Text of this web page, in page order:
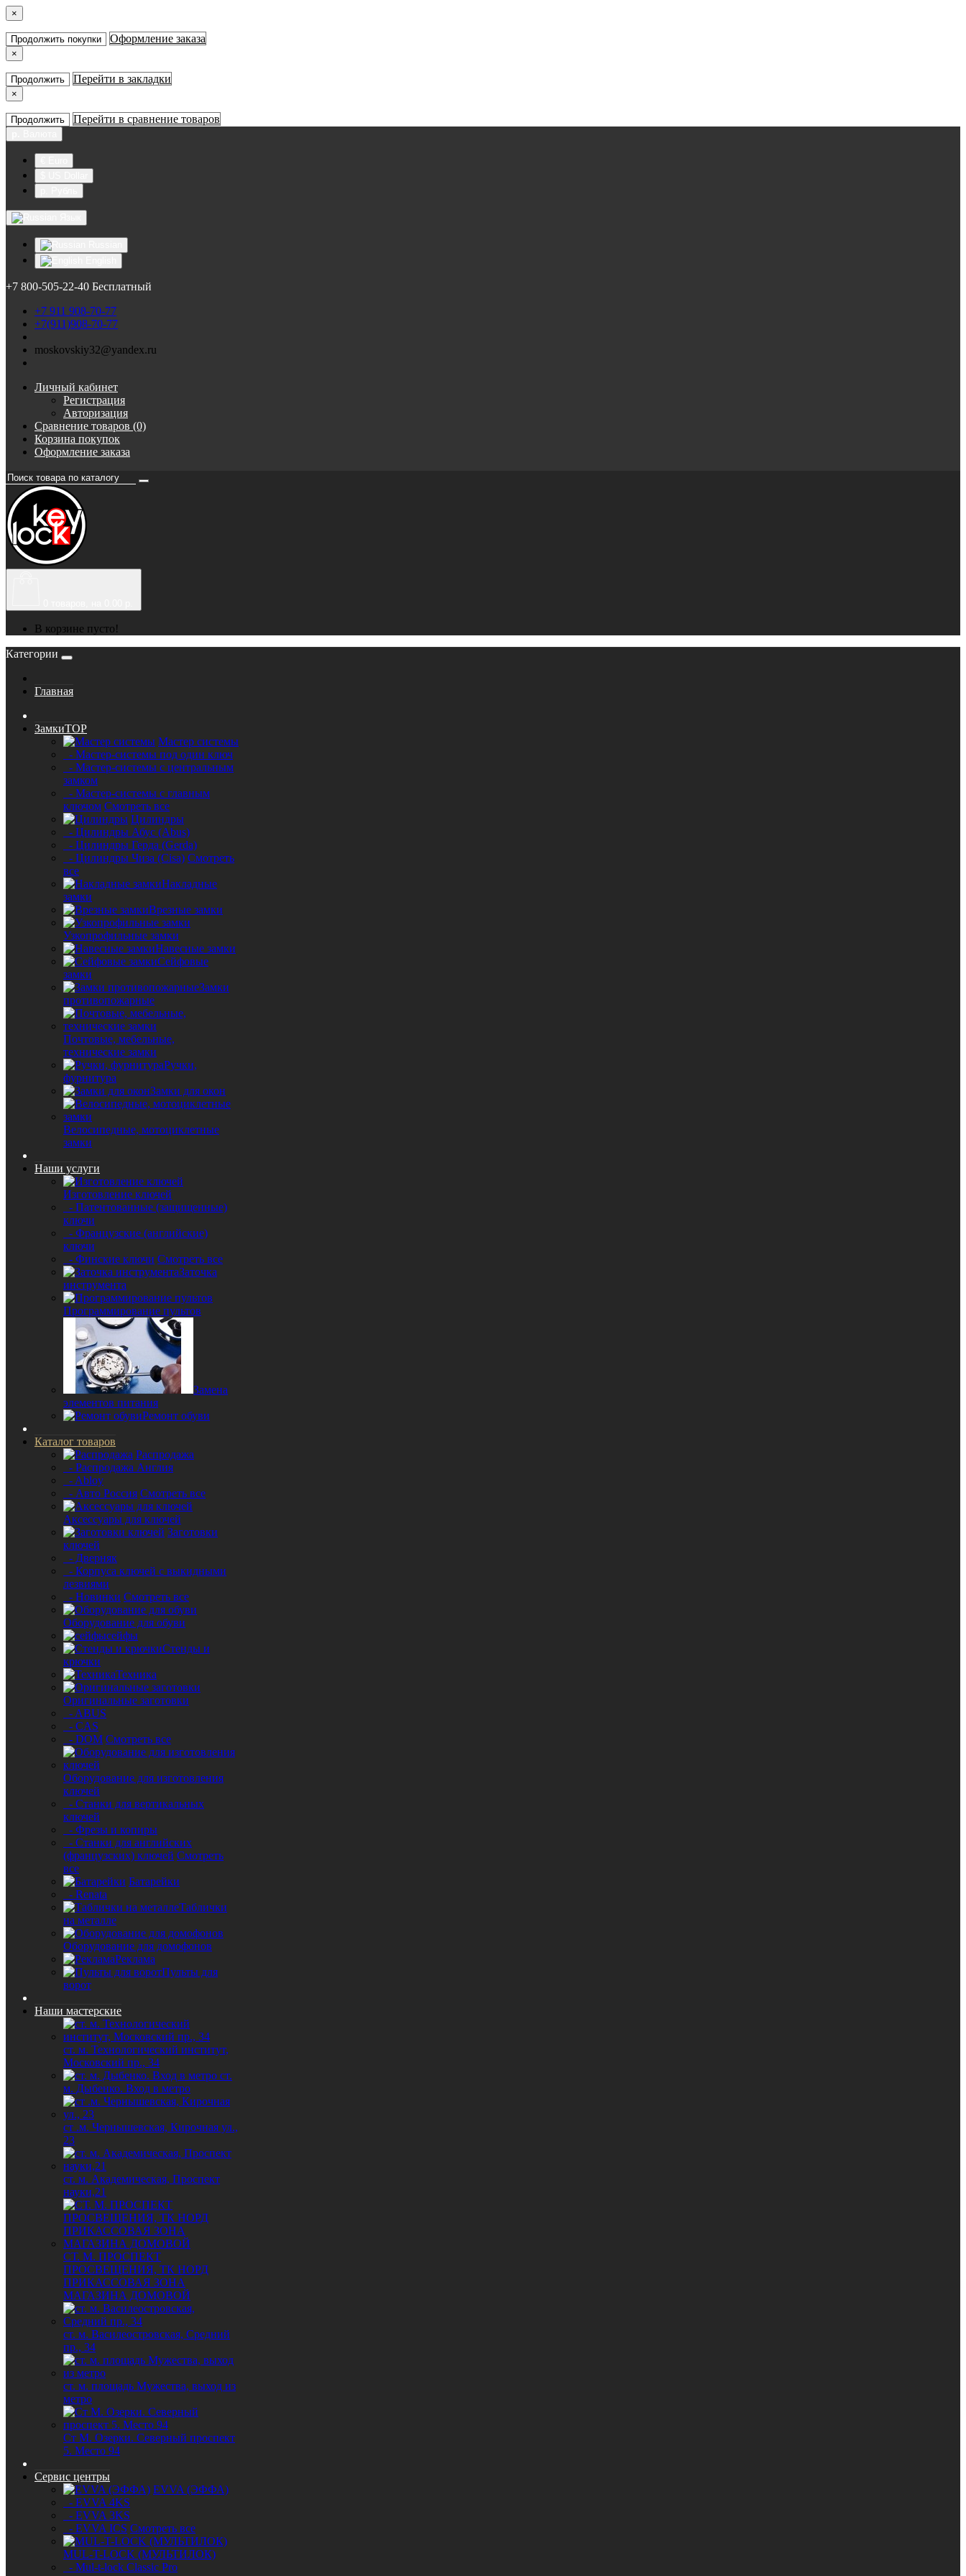
×
Продолжить покупки Оформление заказа
×
Продолжить Перейти в закладки
×
Продолжить Перейти в сравнение товаров
+7 800-505-22-40 Бесплатный
+7 911 908-70-77
+7(911)908-70-77
moskovskiy32@yandex.ru
Личный кабинет
Регистрация
Авторизация
Сравнение товаров (0)
Корзина покупок
Оформление заказа
В корзине пусто!
Категории
Главная
ЗамкиTOP
Мастер системы
- Мастер-системы под один ключ
- Мастер-системы с центральным
замком
- Мастер-системы с главным
ключом Смотреть все
Цилиндры
- Цилиндры Абус (Abus)
- Цилиндры Герда (Gerda)
- Цилиндры Чиза (Cisa) Смотреть
все
Накладные
замки
Врезные замки
Узкопрофильные замки
Навесные замки
Сейфовые
замки
Замки
противопожарные
Почтовые, мебельные,
технические замки
Ручки,
фурнитура
Замки для окон
Велосипедные, мотоциклетные
замки
Наши услуги
Изготовление ключей
- Патентованные (защищенные)
ключи
- Французские (английские)
ключи
- Финские ключи Смотреть все
Заточка
инструмента
Программирование пультов
Замена
элементов питания
Ремонт обуви
Каталог товаров
Распродажа
- Распродажа Англия
- Abloy
- Авто Россия Смотреть все
Аксессуары для ключей
Заготовки
ключей
- Дверняк
- Корпуса ключей с выкидными
лезвиями
- Новинки Смотреть все
Оборудование для обуви
сейфы
Стенды и
крючки
Техника
Оригинальные заготовки
- ABUS
- CAS
- DOM Смотреть все
Оборудование для изготовления
ключей
- Станки для вертикальных
ключей
- Фрезы и копиры
- Станки для английских
(французских) ключей Смотреть
все
Батарейки
- Renata
Таблички
на металле
Оборудование для домофонов
Реклама
Пульты для
ворот
Наши мастерские
ст. м. Технологический институт,
Московский пр., 34
ст.
м. Дыбенко. Вход в метро
ст .м. Чернышевская, Кирочная ул.,
23
ст. м. Академическая, Проспект
науки,21
СТ. М. ПРОСПЕКТ
ПРОСВЕЩЕНИЯ, ТК НОРД
ПРИКАССОВАЯ ЗОНА
МАГАЗИНА ДОМОВОЙ
ст. м. Василеостровская, Средний
пр., 34
ст. м. площадь Мужества, выход из
метро
Ст М. Озерки. Северный проспект
5. Место 94
Сервис центры
EVVA (ЭФФА)
- EVVA 4KS
- EVVA 3KS
- EVVA ICS Смотреть все
MUL-T-LOCK (МУЛЬТИЛОК)
- Mul-t-lock Classic Pro